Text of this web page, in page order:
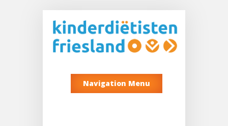
Navigation Menu